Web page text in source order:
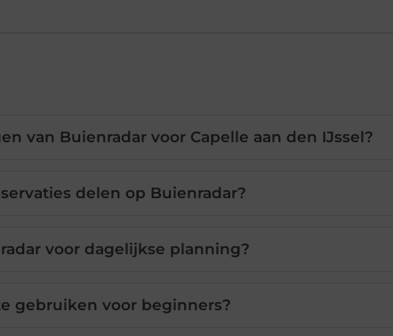
van Buienradar voor Capelle aan den IJssel?
delen op Buienradar?
voor dagelijkse planning?
gebruiken voor beginners?